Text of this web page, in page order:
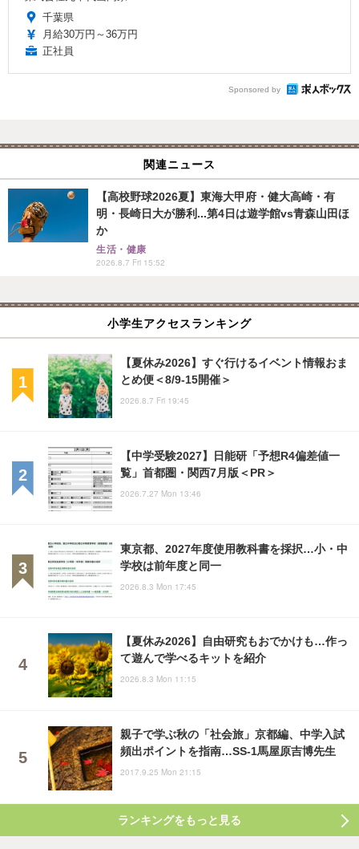
千葉県
月給30万円～36万円
正社員
Sponsored by
関連ニュース
【高校野球2026夏】東海大甲府・健大高崎・有
明・長崎日大が勝利...第4日は遊学館vs青森山田ほ
か
生活・健康
2026.8.7 Fri 15:52
小学生アクセスランキング
【夏休み2026】すぐ行けるイベント情報おま
とめ便＜8/9-15開催＞
2026.8.7 Fri 19:45
【中学受験2027】日能研「予想R4偏差値一
覧」首都圏・関西7月版＜PR＞
2026.7.27 Mon 13:46
東京都、2027年度使用教科書を採択…小・中
学校は前年度と同一
2026.8.3 Mon 17:45
【夏休み2026】自由研究もおでかけも…作っ
て遊んで学べるキットを紹介
2026.8.3 Mon 11:15
親子で学ぶ秋の「社会旅」京都編、中学入試
頻出ポイントを指南…SS-1馬屋原吉博先生
2017.9.25 Mon 21:15
ランキングをもっと見る